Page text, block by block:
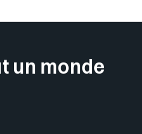
un monde
l'UQO
de l'UQO